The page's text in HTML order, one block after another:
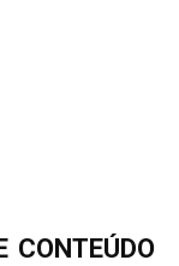
CONTEÚDO